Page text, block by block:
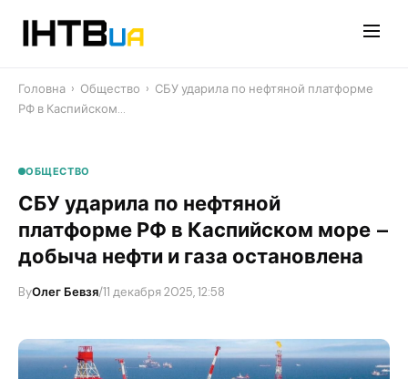
Головна › Общество › СБУ ударила по нефтяной платформе
РФ в Каспийском…
ОБЩЕСТВО
СБУ ударила по нефтяной
платформе РФ в Каспийском море –
добыча нефти и газа остановлена
ByОлег Бевзя/11 декабря 2025, 12:58